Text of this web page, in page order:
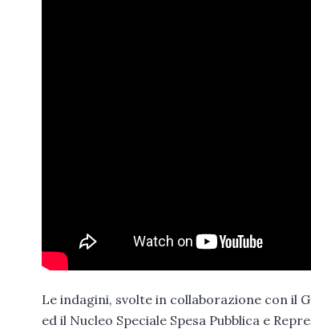
Le indagini, svolte in collaborazione con il
ed il Nucleo Speciale Spesa Pubblica e